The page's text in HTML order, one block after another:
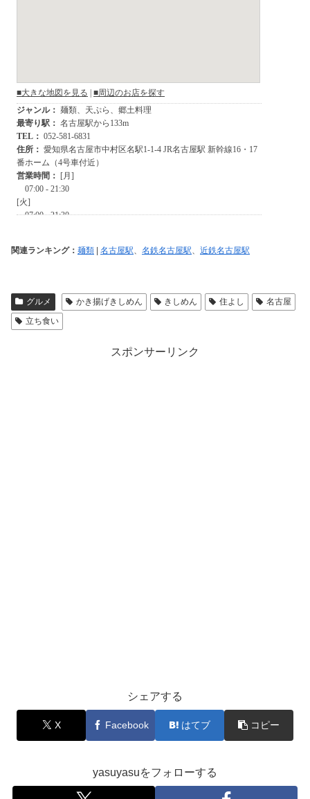
関連ランキング： 麺類 | 名古屋駅 名鉄名古屋駅 近鉄名古屋駅
グルメ かき揚げきしめん きしめん 住よし
名古屋
立ち食い
スポンサーリンク
シェアする
X Facebook はてブ コピー
yasuyasuをフォローする